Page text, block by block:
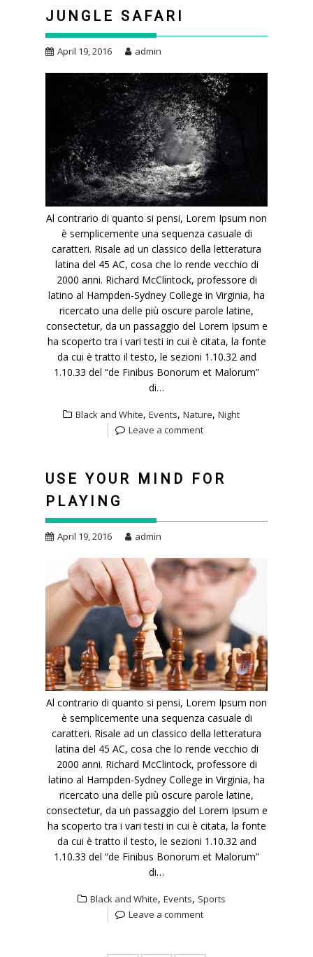
JUNGLE SAFARI
April 19, 2016 admin
Al contrario di quanto si pensi, Lorem Ipsum non
è semplicemente una sequenza casuale di
caratteri. Risale ad un classico della letteratura
latina del 45 AC, cosa che lo rende vecchio di
2000 anni. Richard McClintock, professore di
latino al Hampden-Sydney College in Virginia, ha
ricercato una delle più oscure parole latine,
consectetur, da un passaggio del Lorem Ipsum e
ha scoperto tra i vari testi in cui è citata, la fonte
da cui è tratto il testo, le sezioni 1.10.32 and
1.10.33 del “de Finibus Bonorum et Malorum”
di…
Black and White, Events, Nature, Night
Leave a comment
USE YOUR MIND FOR
PLAYING
April 19, 2016 admin
Al contrario di quanto si pensi, Lorem Ipsum non
è semplicemente una sequenza casuale di
caratteri. Risale ad un classico della letteratura
latina del 45 AC, cosa che lo rende vecchio di
2000 anni. Richard McClintock, professore di
latino al Hampden-Sydney College in Virginia, ha
ricercato una delle più oscure parole latine,
consectetur, da un passaggio del Lorem Ipsum e
ha scoperto tra i vari testi in cui è citata, la fonte
da cui è tratto il testo, le sezioni 1.10.32 and
1.10.33 del “de Finibus Bonorum et Malorum”
di…
Black and White, Events, Sports
Leave a comment